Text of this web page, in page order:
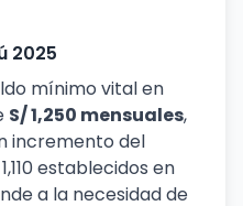
2025
mínimo vital en
S/ 1,250 mensuales,
incremento del
establecidos en
a la necesidad de